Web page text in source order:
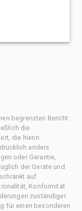
begrenzten Bericht
die
die hierin
anders
oder Garantie,
der Geräte und
auf
Konformität
zuständiger
für einen besonderen